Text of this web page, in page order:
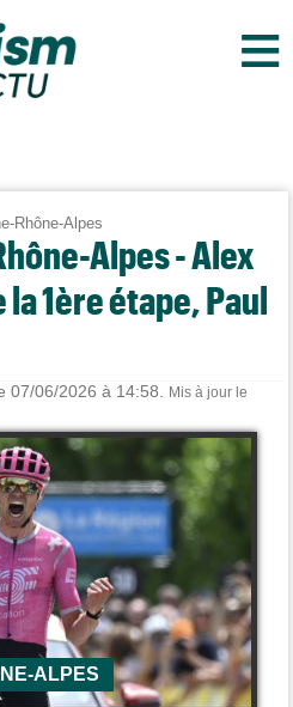
≡
Rhône-Alpes
Alpes - Alex
1ère étape, Paul
07/06/2026 à 14:58.
Mis à jour le
ALPES